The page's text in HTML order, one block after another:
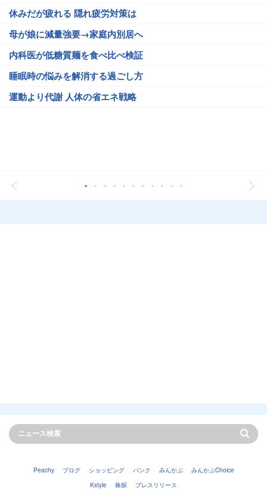
休みだが疲れる 隠れ疲労対策は
母が娘に減量強要→家庭内別居へ
内科医が低糖質麺を食べ比べ検証
睡眠時の悩みを解消する過ごし方
運動より代謝 人体の省エネ戦略
Peachy ブログ ショッピング バンク みんかぶ
みんかぶChoice
Kstyle
株探 プレスリリース